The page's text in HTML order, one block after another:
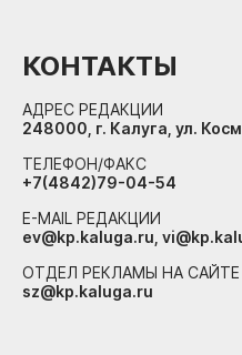
КОНТАКТЫ
АДРЕС РЕДАКЦИИ
248000, г. Калуга, ул.
ТЕЛЕФОН/ФАКС
+7(4842)79-04-54
E-MAIL РЕДАКЦИИ
ev@kp.kaluga.ru,
ОТДЕЛ РЕКЛАМЫ НА САЙТЕ
sz@kp.kaluga.ru